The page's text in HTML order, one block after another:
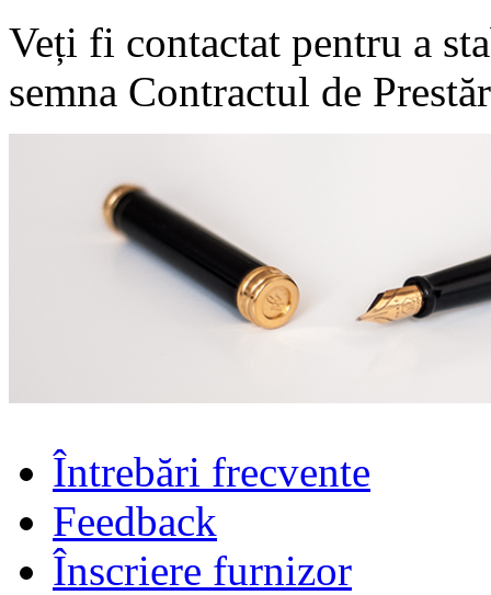
Veți fi contactat pentru a
semna Contractul de
Întrebări frecvente
Feedback
Înscriere furnizor